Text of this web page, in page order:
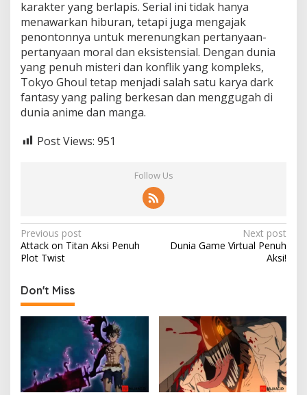
karakter yang berlapis. Serial ini tidak hanya
menawarkan hiburan, tetapi juga mengajak
penontonnya untuk merenungkan pertanyaan-
pertanyaan moral dan eksistensial. Dengan dunia
yang penuh misteri dan konflik yang kompleks,
Tokyo Ghoul tetap menjadi salah satu karya dark
fantasy yang paling berkesan dan menggugah di
dunia anime dan manga.
Post Views: 951
Follow Us
Post
navigation
Previous post
Attack on Titan Aksi Penuh
Plot Twist
Next post
Dunia Game Virtual Penuh
Aksi!
Don't Miss